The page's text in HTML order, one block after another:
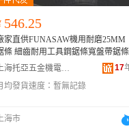
546.25
家直供FUNASAW機用耐磨25MM
條 細齒耐用工具鋼鋸條寬盤帶鋸條
上海托亞五金機電有限公司
17
均發貨速度： 暫無記錄
海市